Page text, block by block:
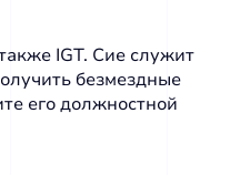
IGT. Сие служит
безмездные
его должностной